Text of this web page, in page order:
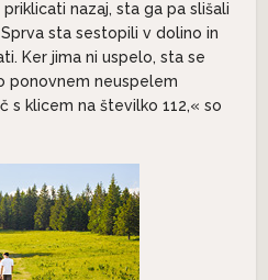
nazaj, sta ga pa slišali
sta sestopili v dolino in
Ker jima ni uspelo, sta se
ponovnem neuspelem
s klicem na številko 1️12,« so